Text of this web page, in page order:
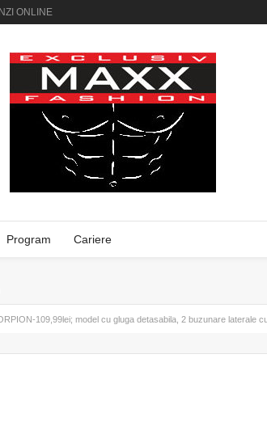
ONLINE
Program Cariere
109,99lei; model cu gluga detasabila, 2 buzunare laterale